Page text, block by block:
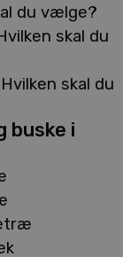
du vælge?
skal du
skal du
buske i